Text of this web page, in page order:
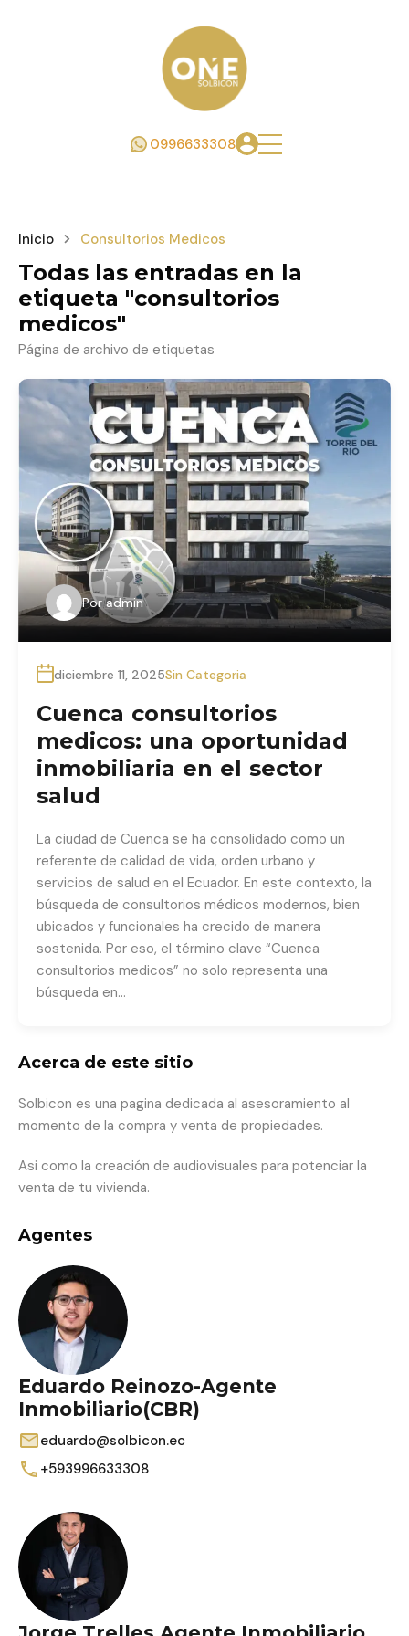
0996633308
Inicio Consultorios Medicos
Todas las entradas en la
etiqueta "consultorios
medicos"
Página de archivo de etiquetas
Por admin
diciembre 11, 2025Sin Categoria
Cuenca consultorios
medicos: una oportunidad
inmobiliaria en el sector
salud
La ciudad de Cuenca se ha consolidado como un
referente de calidad de vida, orden urbano y
servicios de salud en el Ecuador. En este contexto, la
búsqueda de consultorios médicos modernos, bien
ubicados y funcionales ha crecido de manera
sostenida. Por eso, el término clave “Cuenca
consultorios medicos” no solo representa una
búsqueda en…
Acerca de este sitio
Solbicon es una pagina dedicada al asesoramiento al
momento de la compra y venta de propiedades.
Asi como la creación de audiovisuales para potenciar la
venta de tu vivienda.
Agentes
Eduardo Reinozo-Agente
Inmobiliario(CBR)
eduardo@solbicon.ec
+593996633308